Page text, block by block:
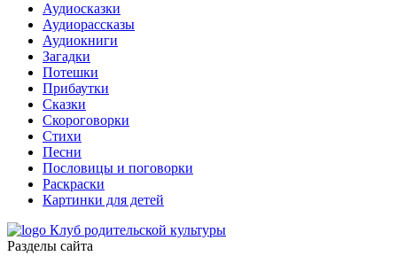
Аудиосказки
Аудиорассказы
Аудиокниги
Загадки
Потешки
Прибаутки
Сказки
Скороговорки
Стихи
Песни
Пословицы и поговорки
Раскраски
Картинки для детей
Клуб родительской культуры
Разделы сайта